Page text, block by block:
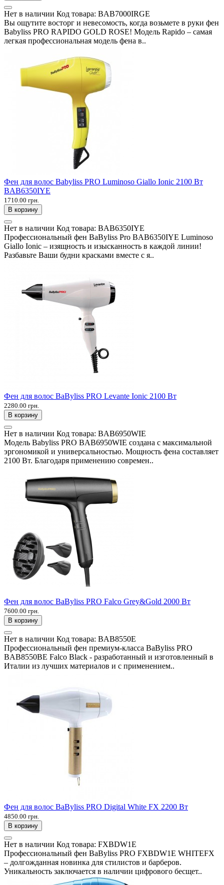
Нет в наличии Код товара: BAB7000IRGE
Вы ощутите восторг и невесомость, когда возьмете в руки фен
Babyliss PRO RAPIDO GOLD ROSE! Модель Rapido – самая
легкая профессиональная модель фена в..
Фен для волос Babyliss PRO Luminoso Giallo Ionic 2100 Вт
BAB6350IYE
1710.00 грн.
В корзину
Нет в наличии Код товара: BAB6350IYE
Профессиональный фен BaByliss Pro BAB6350IYE Luminoso
Giallo Ionic – изящность и изысканность в каждой линии!
Разбавьте Ваши будни красками вместе с я..
Фен для волос BaByliss PRO Levante Ionic 2100 Вт
2280.00 грн.
В корзину
Нет в наличии Код товара: BAB6950WIE
Модель Babyliss PRO BAB6950WIE создана с максимальной
эргономикой и универсальностью. Мощность фена составляет
2100 Вт. Благодаря применению современ..
Фен для волос BaByliss PRO Falco Grey&Gold 2000 Вт
7600.00 грн.
В корзину
Нет в наличии Код товара: BAB8550E
Профессиональный фен премиум-класса BaByliss PRO
BAB8550BE Falco Black - разработанный и изготовленный в
Италии из лучших материалов и с применением..
Фен для волос BaByliss PRO Digital White FX 2200 Вт
4850.00 грн.
В корзину
Нет в наличии Код товара: FXBDW1E
Профессиональный фен BaByliss PRO FXBDW1E WHITEFX
– долгожданная новинка для стилистов и барберов.
Уникальность заключается в наличии цифрового бесщет..